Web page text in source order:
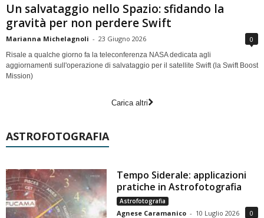
Un salvataggio nello Spazio: sfidando la
gravità per non perdere Swift
Marianna Michelagnoli - 23 Giugno 2026 0
Risale a qualche giorno fa la teleconferenza NASA dedicata agli
aggiornamenti sull'operazione di salvataggio per il satellite Swift (la Swift Boost
Mission)
Carica altri
ASTROFOTOGRAFIA
Tempo Siderale: applicazioni
pratiche in Astrofotografia
Astrofotografia
Agnese Caramanico - 10 Luglio 2026 0